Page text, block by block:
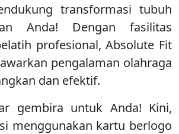
transformasi tubuh
Anda! Dengan fasilitas
profesional, Absolute Fit
pengalaman olahraga
dan efektif.
gembira untuk Anda! Kini,
menggunakan kartu berlogo